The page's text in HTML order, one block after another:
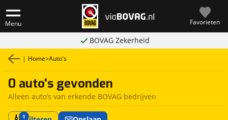
Menu Favorieten
BOVAG Zekerheid
| Home>Auto's
0 auto's gevonden
Alleen auto’s van erkende BOVAG bedrijven
1